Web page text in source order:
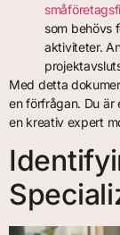
som behövs
aktiviteter.
Med detta
en förfrågan. Du är
en kreativ expert